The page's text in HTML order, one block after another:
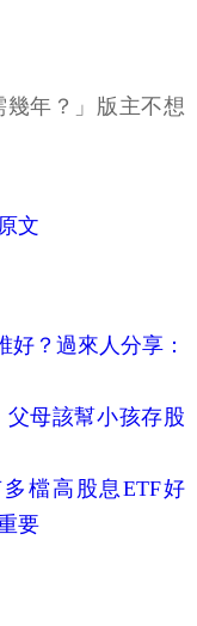
幾年？」版主不想
原文
？過來人分享：
父母該幫小孩存股
多檔高股息ETF好
要